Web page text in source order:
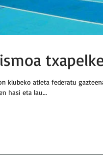
klubeko atleta federatu
hasi eta lau...